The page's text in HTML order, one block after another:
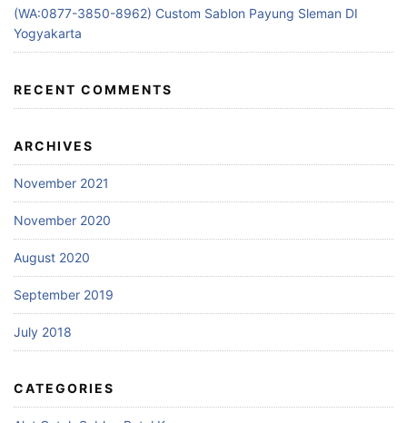
(WA:0877-3850-8962) Custom Sablon Payung Sleman DI
Yogyakarta
RECENT COMMENTS
ARCHIVES
November 2021
November 2020
August 2020
September 2019
July 2018
CATEGORIES